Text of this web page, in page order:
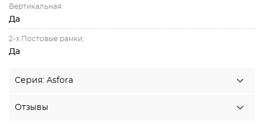
Вертикальная:
Да
2-х Постовые рамки:
Да
Серия: Asfora
Отзывы